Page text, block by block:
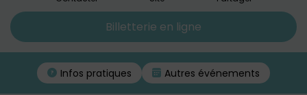
Billetterie en ligne
Infos pratiques Autres événements